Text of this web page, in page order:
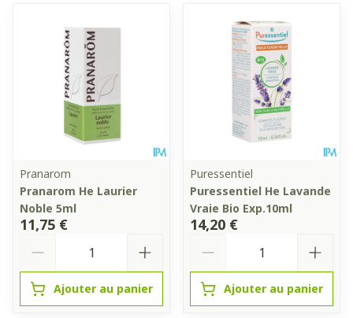
Pranarom
Pranarom He Laurier
Noble 5ml
11,75 €
Ajouter au panier
Puressentiel
Puressentiel He Lavande
Vraie Bio Exp.10ml
14,20 €
Ajouter au panier